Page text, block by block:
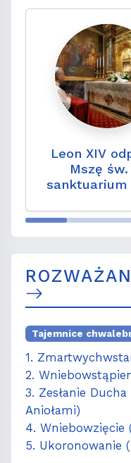
Leon XIV
Mszę
sanktuarium
Tajemnice
1.
2.
3. Zesłanie
Aniołami)
4. Wniebowzięcie
5. Ukoronowanie